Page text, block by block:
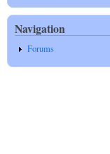
Navigation
Forums